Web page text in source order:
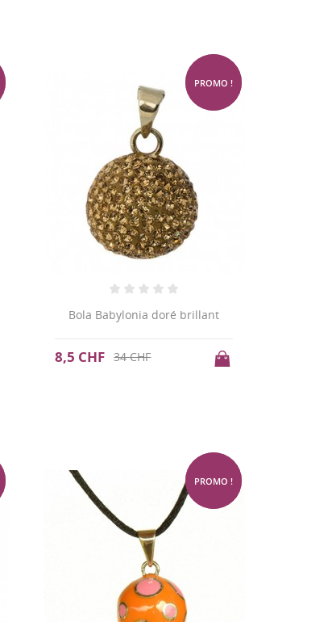
-75%
PROMO !
Bola Babylonia doré brillant
8,5 CHF 34 CHF
-75%
PROMO !